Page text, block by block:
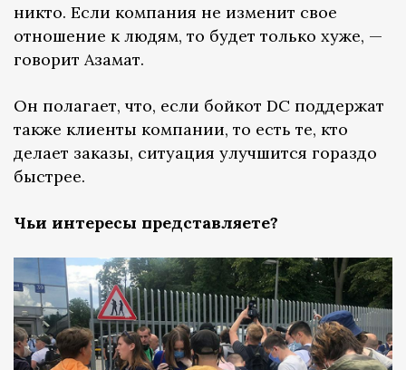
никто. Если компания не изменит свое
отношение к людям, то будет только хуже, —
говорит Азамат.
Он полагает, что, если бойкот DC поддержат
также клиенты компании, то есть те, кто
делает заказы, ситуация улучшится гораздо
быстрее.
Чьи интересы представляете?